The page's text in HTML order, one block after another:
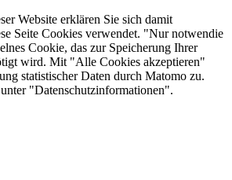
Website erklären Sie sich damit
Seite Cookies verwendet. "Nur notwendie
Cookie, das zur Speicherung Ihrer
wird. Mit "Alle Cookies akzeptieren"
statistischer Daten durch Matomo zu.
"Datenschutzinformationen".